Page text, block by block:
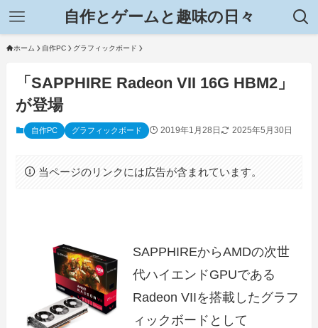
自作とゲームと趣味の日々
ホーム 自作PC グラフィックボード
「SAPPHIRE Radeon VII 16G HBM2」
が登場
自作PC グラフィックボード 2019年1月28日 2025年5月30日
当ページのリンクには広告が含まれています。
SAPPHIREからAMDの次世
代ハイエンドGPUである
Radeon VIIを搭載したグラフ
ィックボードとして